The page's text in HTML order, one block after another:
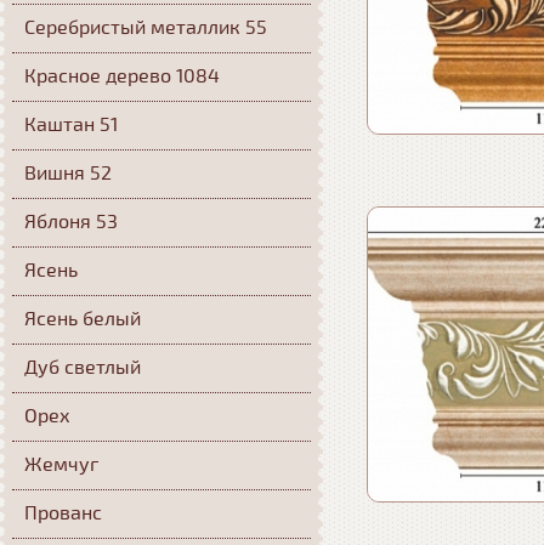
Серебристый металлик 55
Красное дерево 1084
Каштан 51
Вишня 52
Яблоня 53
Ясень
Ясень белый
Дуб светлый
Орех
Жемчуг
Прованс